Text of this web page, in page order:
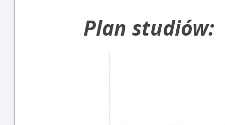
Plan studiów: